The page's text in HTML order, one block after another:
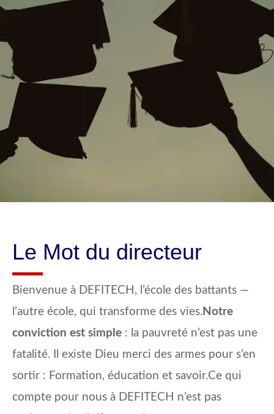
Le Mot du directeur
Bienvenue à DEFITECH, l’école des battants —
l’autre école, qui transforme des vies.Notre
conviction est simple : la pauvreté n’est pas une
fatalité. Il existe Dieu merci des armes pour s’en
sortir : Formation, éducation et savoir.Ce qui
compte pour nous à DEFITECH n’est pas